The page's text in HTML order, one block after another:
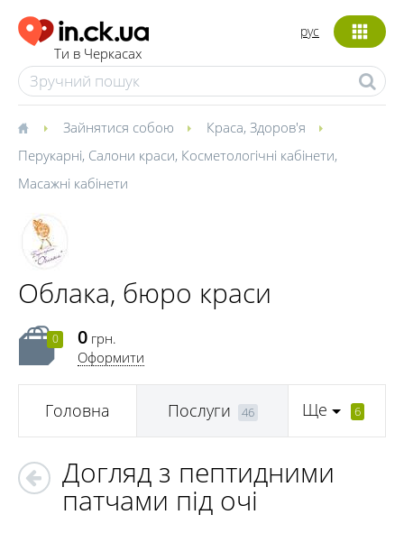
Ти в Черкасах
рус
Зайнятися собою Краса, Здоров'я
Перукарні, Салони краси, Косметологічні кабінети,
Масажні кабінети
Облака, бюро краси
0 0 грн.
Оформити
Головна Послуги 46 Ще 6
Догляд з пептидними
патчами під очі